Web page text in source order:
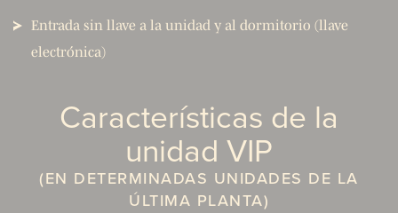
Entrada sin llave a la unidad y al dormitorio (llave
electrónica)
Características de la
unidad VIP
(EN DETERMINADAS UNIDADES DE LA
ÚLTIMA PLANTA)